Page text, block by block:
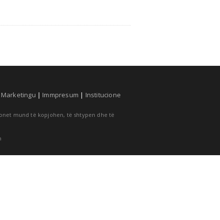
Marketingu | Immpresum | Institucione
mund të kopjohen, të shtypen dhe të